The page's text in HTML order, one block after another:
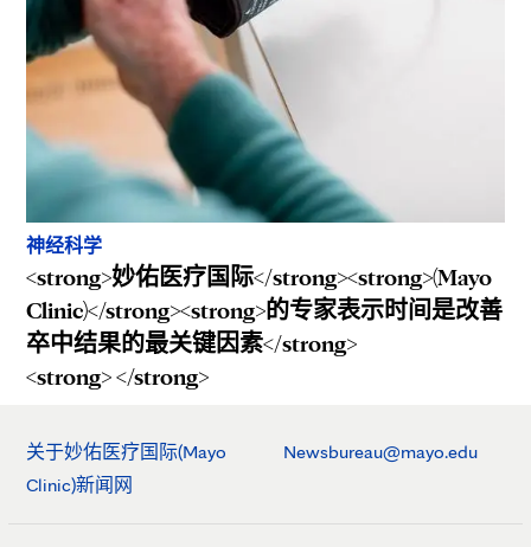
神经科学
<strong>妙佑医疗国际</strong><strong>(Mayo
Clinic)</strong><strong>的专家表示时间是改善
卒中结果的最关键因素</strong>
<strong> </strong>
关于妙佑医疗国际(Mayo
Clinic)新闻网
Newsbureau@mayo.edu